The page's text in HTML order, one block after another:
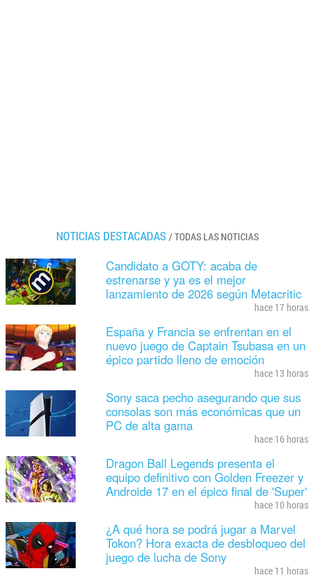
NOTICIAS DESTACADAS /TODAS LAS NOTICIAS
Candidato a GOTY: acaba de
estrenarse y ya es el mejor
lanzamiento de 2026 según Metacritic
hace 17 horas
España y Francia se enfrentan en el
nuevo juego de Captain Tsubasa en un
épico partido lleno de emoción
hace 13 horas
Sony saca pecho asegurando que sus
consolas son más económicas que un
PC de alta gama
hace 16 horas
Dragon Ball Legends presenta el
equipo definitivo con Golden Freezer y
Androide 17 en el épico final de 'Super'
hace 10 horas
¿A qué hora se podrá jugar a Marvel
Tokon? Hora exacta de desbloqueo del
juego de lucha de Sony
hace 11 horas